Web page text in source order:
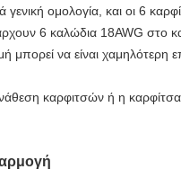
γενική ομολογία, και οι 6
6 καλώδια 18AWG στο
μπορεί να είναι χαμηλότερη
καρφιτσών ή η